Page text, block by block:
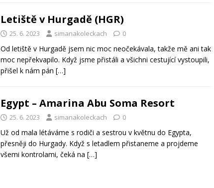
Letiště v Hurgadě (HGR)
25. 6. 2023 simanakoleckach 0
Od letiště v Hurgadě jsem nic moc neočekávala, takže mě ani tak
moc nepřekvapilo. Když jsme přistáli a všichni cestující vystoupili,
přišel k nám pán […]
Egypt – Amarina Abu Soma Resort
25. 6. 2023 simanakoleckach 0
Už od mala létáváme s rodiči a sestrou v květnu do Egypta,
přesněji do Hurgady. Když s letadlem přistaneme a projdeme
všemi kontrolami, čeká na […]